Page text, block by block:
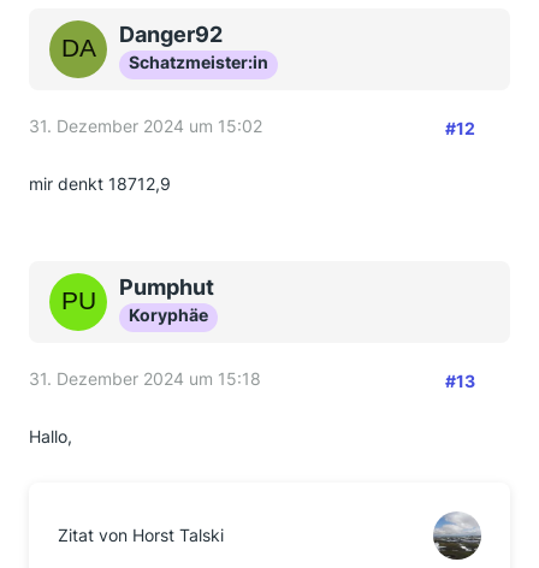
Danger92
Schatzmeister:in
31. Dezember 2024 um 15:02 #12
mir denkt 18712,9
Pumphut
Koryphäe
31. Dezember 2024 um 15:18 #13
Hallo,
Zitat von Horst Talski